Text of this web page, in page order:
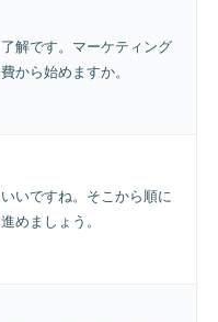
了解です。マーケティング
費から始めますか。
いいですね。そこから順に
進めましょう。